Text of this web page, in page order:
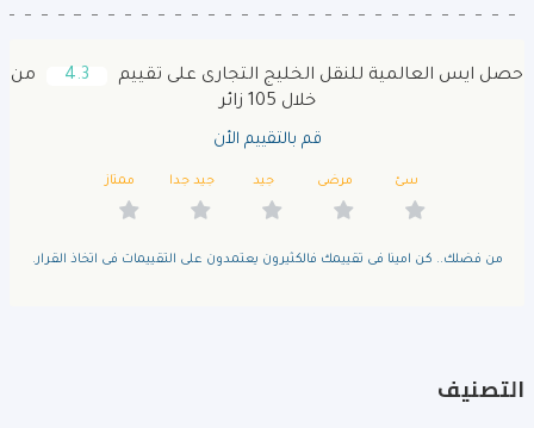
حصل ايس العالمية للنقل الخليج التجارى على تقييم 4.3
من
خلال 105 زائر
قم بالتقييم الأن
سئ مرضى جيد جيد جدا ممتاز
من فضلك.. كن امينا فى تقييمك فالكثيرون يعتمدون على التقييمات فى اتخاذ القرار.
التصنيف